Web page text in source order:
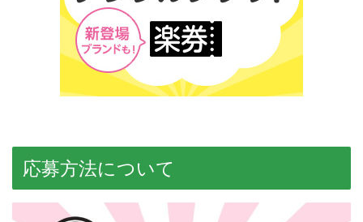
応募方法について